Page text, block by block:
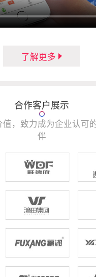
了解更多
合作客户展示
，致力成为企业认可
伴